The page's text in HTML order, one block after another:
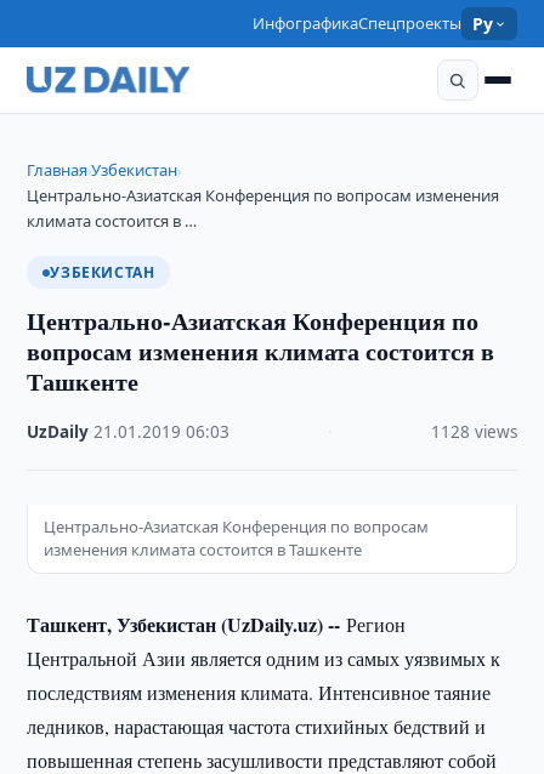
ИнфографикаСпецпроекты Ру
Главная›Узбекистан›
Центрально-Азиатская Конференция по вопросам изменения
климата состоится в …
УЗБЕКИСТАН
Центрально-Азиатская Конференция по
вопросам изменения климата состоится в
Ташкенте
UzDaily ·21.01.2019 ·06:03 1128 views
Центрально-Азиатская Конференция по вопросам
изменения климата состоится в Ташкенте
Ташкент, Узбекистан (UzDaily.uz) --Регион
Центральной Азии является одним из самых уязвимых к
последствиям изменения климата. Интенсивное таяние
ледников, нарастающая частота стихийных бедствий и
повышенная степень засушливости представляют собой